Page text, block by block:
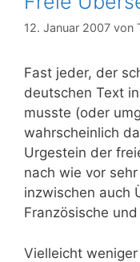
12. Januar 2007 von
Fast jeder, der
deutschen Text
musste (oder
wahrscheinlich
Urgestein der
nach wie vor
inzwischen auch
Französische
Vielleicht